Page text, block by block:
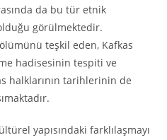
da bu tür etnik
görülmektedir.
teşkil eden, Kafkas
hadisesinin tespiti ve
halklarının tarihlerinin de
yapısındaki farklılaşmayı